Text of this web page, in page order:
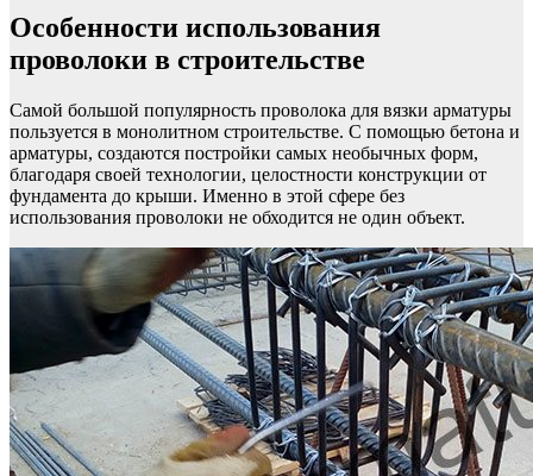
Особенности использования
проволоки в строительстве
Самой большой популярность проволока для вязки арматуры
пользуется в монолитном строительстве. С помощью бетона и
арматуры, создаются постройки самых необычных форм,
благодаря своей технологии, целостности конструкции от
фундамента до крыши. Именно в этой сфере без
использования проволоки не обходится не один объект.